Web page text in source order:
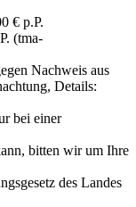
€ p.P.
(tma-
Nachweis aus
Details:
bei einer
bitten wir um Ihre
des Landes